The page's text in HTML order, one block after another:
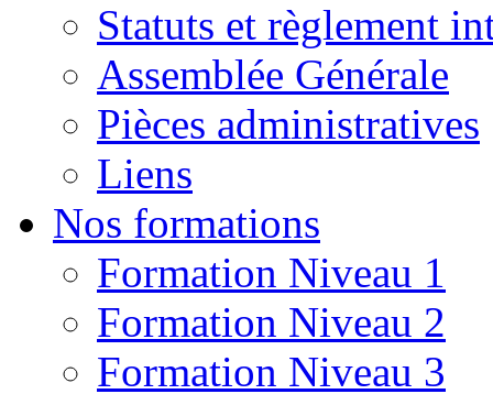
Statuts et règlement
Assemblée Générale
Pièces administratives
Liens
Nos formations
Formation Niveau 1
Formation Niveau 2
Formation Niveau 3